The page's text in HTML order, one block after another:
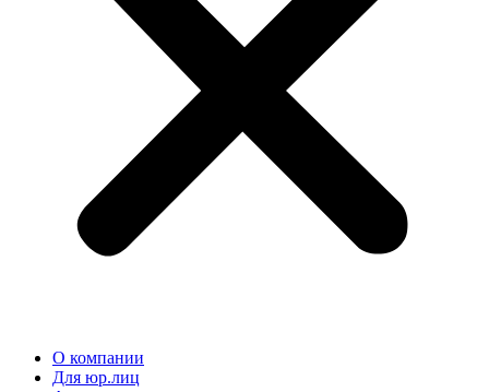
О компании
Для юр.лиц